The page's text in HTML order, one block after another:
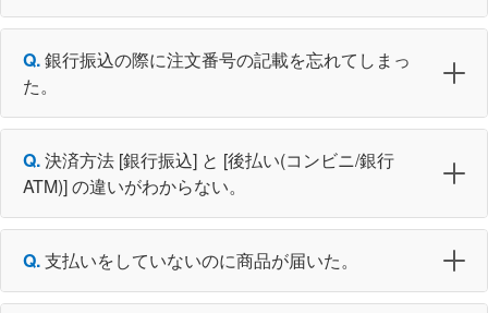
銀行振込の際に注文番号の記載を忘れてしまっ
た。
決済方法 [銀行振込] と [後払い(コンビニ/銀行
ATM)] の違いがわからない。
支払いをしていないのに商品が届いた。